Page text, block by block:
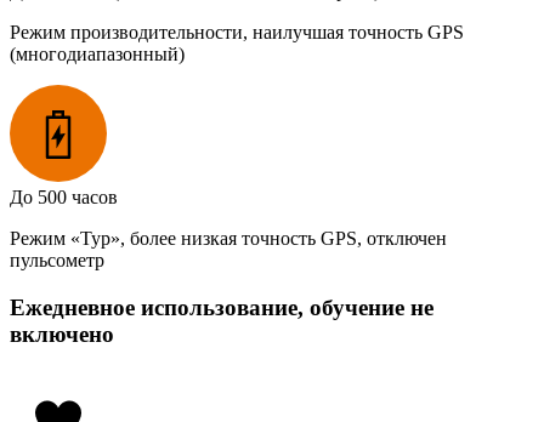
Режим производительности, наилучшая точность GPS
(многодиапазонный)
До 500 часов
Режим «Тур», более низкая точность GPS, отключен
пульсометр
Ежедневное использование, обучение не
включено